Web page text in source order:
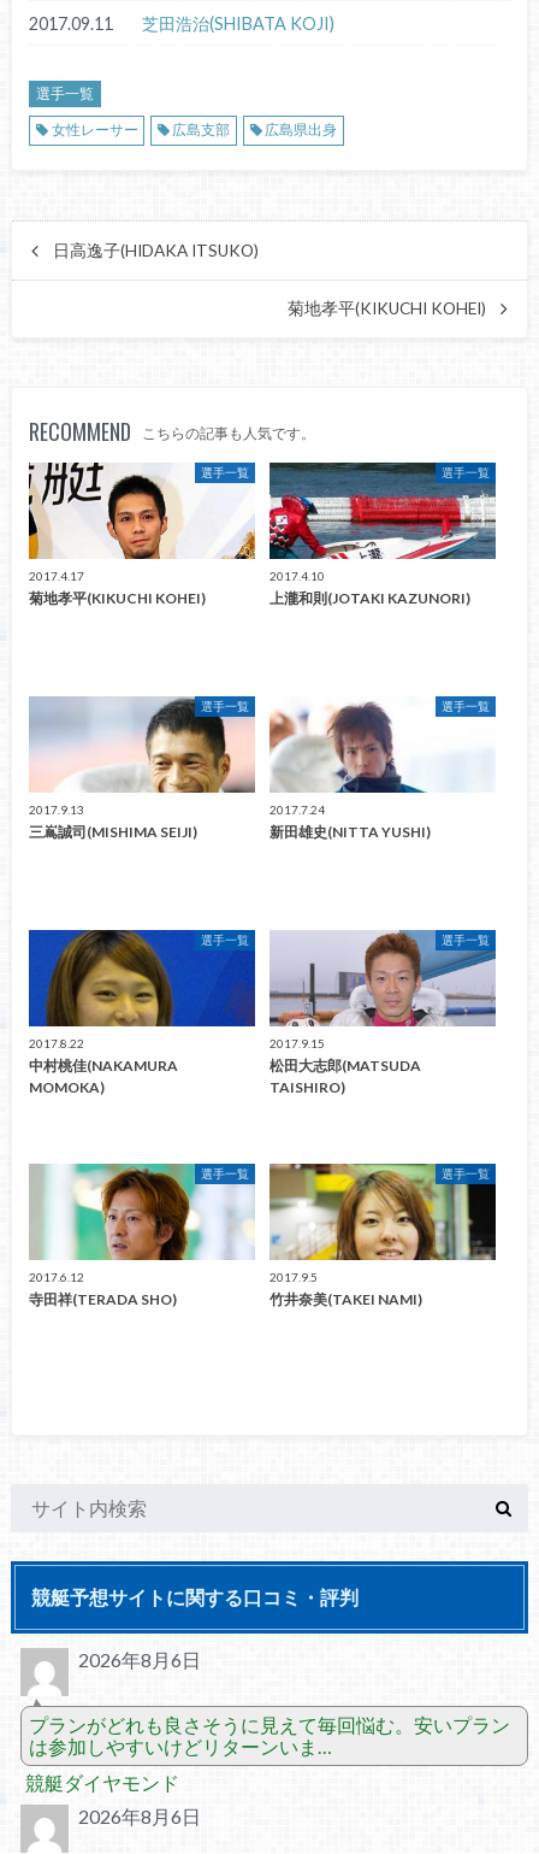
2017.09.11 芝田浩治(SHIBATA KOJI)
選手一覧
女性レーサー
広島支部 広島県出身
日高逸子(HIDAKA ITSUKO)
菊地孝平(KIKUCHI KOHEI)
RECOMMEND こちらの記事も人気です。
選手一覧
2017.4.17
菊地孝平(KIKUCHI KOHEI)
選手一覧
2017.4.10
上瀧和則(JOTAKI KAZUNORI)
選手一覧
2017.9.13
三嶌誠司(MISHIMA SEIJI)
選手一覧
2017.7.24
新田雄史(NITTA YUSHI)
選手一覧
2017.8.22
中村桃佳(NAKAMURA
MOMOKA)
選手一覧
2017.9.15
松田大志郎(MATSUDA
TAISHIRO)
選手一覧
2017.6.12
寺田祥(TERADA SHO)
選手一覧
2017.9.5
竹井奈美(TAKEI NAMI)
競艇予想サイトに関する口コミ・評判
2026年8月6日
プランがどれも良さそうに見えて毎回悩む。安いプラン
は参加しやすいけどリターンいま…
競艇ダイヤモンド
2026年8月6日